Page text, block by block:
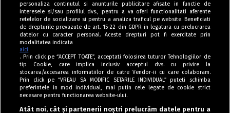
Tag index
Program Antena 1
personaliza continutul si anunturile publicitare afisate in functie de
interesele si/sau profilul dvs., pentru a va oferi functionalitati aferente
retelelor de socializare si pentru a analiza traficul pe website. Beneficiati
de drepturile prevazute de art. 15-22 din GDPR in legatura cu prelucrarea
datelor cu caracter personal. Aceste drepturi pot fi exercitate prin
modalitatea indicata
aici
. Prin click pe “ACCEPT TOATE”, acceptati folosirea tuturor Tehnologiilor de
tip Cookie, care implica inclusiv acceptul dvs. cu privire la
stocarea/accesarea informatiilor de catre Vendor-ii cu care colaboram.
Prin click pe “VREAU SA MODIFIC SETARILE INDIVIDUAL” puteti schimba
preferintele in mod individual, mai putin cele legate de cookie strict
necesare pentru functionarea website-ului.
Atât noi, cât și partenerii noștri prelucrăm datele pentru a